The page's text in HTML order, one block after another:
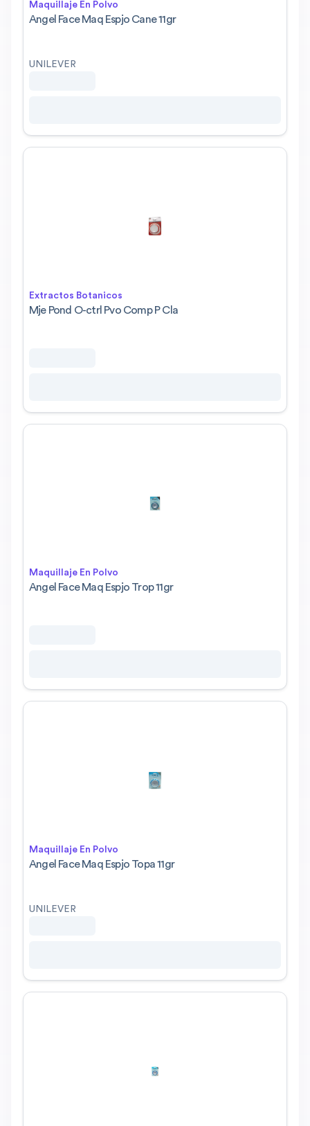
Maquillaje En Polvo
Angel Face Maq Espjo Cane 11gr
UNILEVER
Extractos Botanicos
Mje Pond O-ctrl Pvo Comp P Cla
Maquillaje En Polvo
Angel Face Maq Espjo Trop 11gr
Maquillaje En Polvo
Angel Face Maq Espjo Topa 11gr
UNILEVER